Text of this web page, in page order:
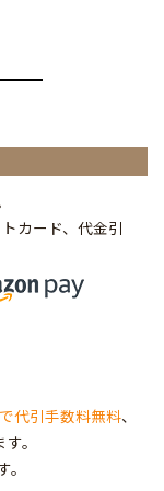
カード、代金引
代引手数料無料、
。